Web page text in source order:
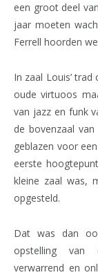
een groot deel
jaar moeten
Ferrell hoorden
In zaal Louis’
oude virtuoos
van jazz en funk
de bovenzaal
geblazen voor
eerste
kleine zaal was,
opgesteld.
Dat was dan
opstelling
verwarrend en